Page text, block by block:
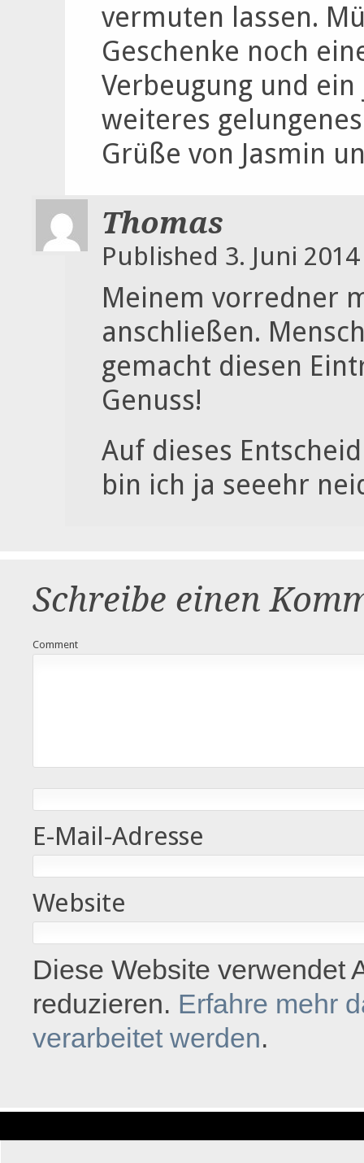
vermuten lassen.
Geschenke noch
Verbeugung und
weiteres
Grüße von Jasmin
Thomas
Published 3. Juni
Meinem vorredner
anschließen.
gemacht diesen
Genuss!
Auf dieses
bin ich ja seeehr
Schreibe einen
Comment
E-Mail-Adresse
Website
Diese Website verwendet
reduzieren. Erfahre mehr
verarbeitet werden.